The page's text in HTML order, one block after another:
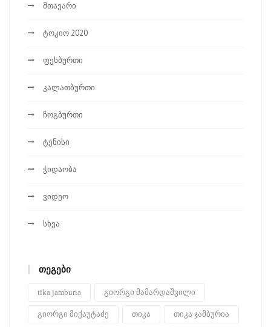
მთავარი
ტოკიო 2020
ფეხბურთი
კალათბურთი
ჩოგბურთი
ტენისი
ჭიდაობა
ვიდეო
სხვა
ᲗᲔᲒᲔᲑᲘ
tika jamburia გიორგი მამარდაშვილი
გიორგი მიქაუტაძე თიკა თიკა ჯამბურია